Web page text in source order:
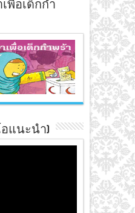
พื่อเด็กกำ
โอแนะนำ)